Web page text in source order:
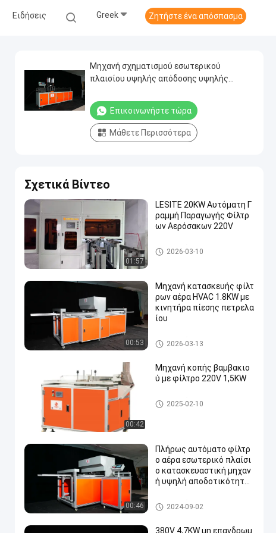
Ειδήσεις Greek Ζητήστε ένα απόσπασμα
Μηχανή σχηματισμού εσωτερικού
πλαισίου υψηλής απόδοσης υψηλής
Επικοινωνήστε τώρα
Μάθετε Περισσότερα
Σχετικά Βίντεο
01:57
LESITE 20KW Αυτόματη Γ
ραμμή Παραγωγής Φίλτρ
ων Αερόσακων 220V
Φίλτρο αέρα που κατασκευάζ
ει τη μηχανή
2026-03-10
00:53
Μηχανή κατασκευής φίλτ
ρων αέρα HVAC 1.8KW με
κινητήρα πίεσης πετρελα
ίου
Φίλτρο αέρα που κατασκευάζ
ει τη μηχανή
2026-03-13
00:42
Μηχανή κοπής βαμβακιο
ύ με φίλτρο 220V 1,5KW
Φίλτρο αέρα που κατασκευάζ
ει τη μηχανή
2025-02-10
00:46
Πλήρως αυτόματο φίλτρ
ο αέρα εσωτερικό πλαίσι
ο κατασκευαστική μηχαν
ή υψηλή αποδοτικότητα
Φίλτρο αέρα που κατασκευάζ
ει τη μηχανή
2024-09-02
380V 4,7KW μη επανδρωμ